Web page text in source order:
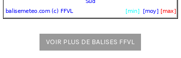
VOIR PLUS DE BALISES FFVL